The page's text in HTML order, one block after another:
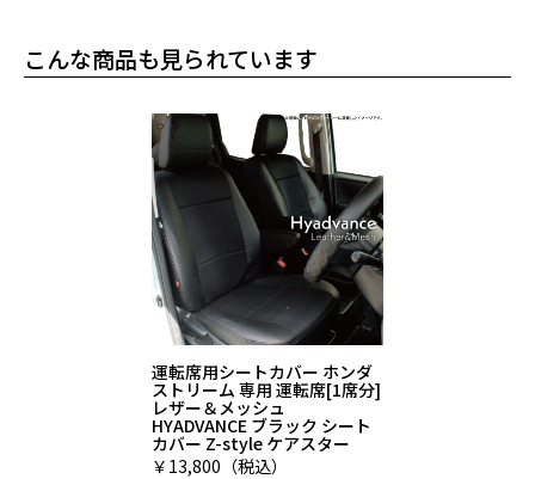
こんな商品も見られています
運転席用シートカバー ホンダ
ストリーム 専用 運転席[1席分]
レザー＆メッシュ
HYADVANCE ブラック シート
カバー Z-style ケアスター
￥13,800（税込）